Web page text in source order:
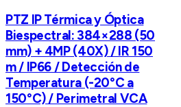
PTZ IP Térmica y Óptica
Biespectral: 384×288 (50
mm) + 4MP (40X) / IR 150
m / IP66 / Detección de
Temperatura (-20°C a
150°C) / Perimetral VCA